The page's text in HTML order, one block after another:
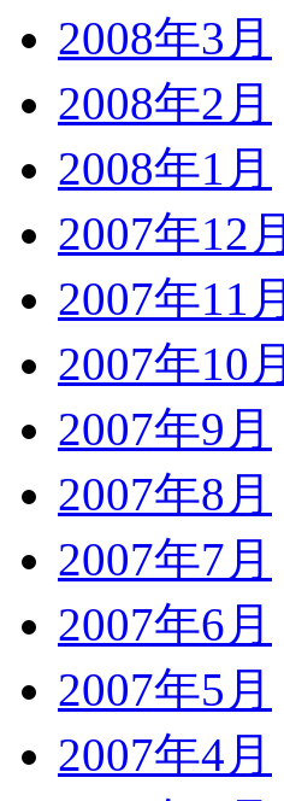
2008年3月
2008年2月
2008年1月
2007年12月
2007年11月
2007年10月
2007年9月
2007年8月
2007年7月
2007年6月
2007年5月
2007年4月